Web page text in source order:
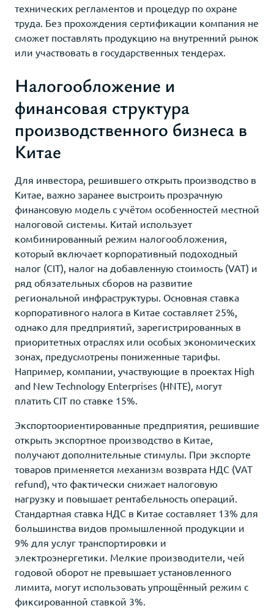
технических регламентов и процедур по охране
труда. Без прохождения сертификации компания не
сможет поставлять продукцию на внутренний рынок
или участвовать в государственных тендерах.
Налогообложение и
финансовая структура
производственного бизнеса в
Китае
Для инвестора, решившего открыть производство в
Китае, важно заранее выстроить прозрачную
финансовую модель с учётом особенностей местной
налоговой системы. Китай использует
комбинированный режим налогообложения,
который включает корпоративный подоходный
налог (CIT), налог на добавленную стоимость (VAT) и
ряд обязательных сборов на развитие
региональной инфраструктуры. Основная ставка
корпоративного налога в Китае составляет 25%,
однако для предприятий, зарегистрированных в
приоритетных отраслях или особых экономических
зонах, предусмотрены пониженные тарифы.
Например, компании, участвующие в проектах High
and New Technology Enterprises (HNTE), могут
платить CIT по ставке 15%.
Экспортоориентированные предприятия, решившие
открыть экспортное производство в Китае,
получают дополнительные стимулы. При экспорте
товаров применяется механизм возврата НДС (VAT
refund), что фактически снижает налоговую
нагрузку и повышает рентабельность операций.
Стандартная ставка НДС в Китае составляет 13% для
большинства видов промышленной продукции и
9% для услуг транспортировки и
электроэнергетики. Мелкие производители, чей
годовой оборот не превышает установленного
лимита, могут использовать упрощённый режим с
фиксированной ставкой 3%.